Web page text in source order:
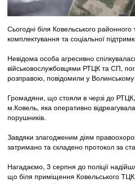
Сьогодні біля Ковельського районного
комплектування та соціальної
Невідома особа агресивно
військовослужбовцями РТЦК та СП,
розправою, повідомили у
Громадяни, що стояли в черзі до
м.Ковель, яка оперативно
порушників.
Завдяки злагодженим діям
затримано та складено протокол за
Нагадаємо, 3 серпня до поліції
що біля приміщення Ковельського ТЦК